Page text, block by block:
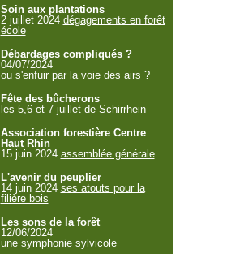
Soin aux plantations
2 juillet 2024 dégagements en forêt
école
Débardages compliqués ?
04/07/2024
ou s'enfuir par la voie des airs ?
Fête des bûcherons
les 5,6 et 7 juillet de Schirrhein
Association forestière Centre
Haut Rhin
15 juin 2024 assemblée générale
L'avenir du peuplier
14 juin 2024 ses atouts pour la
filière bois
Les sons de la forêt
12/06/2024
une symphonie sylvicole